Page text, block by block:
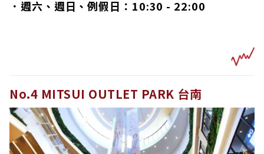
．週六、週日、例假日：10:30 - 22:00
No.4 MITSUI OUTLET PARK 台南